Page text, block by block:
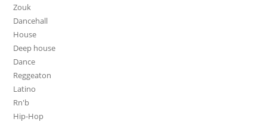
Zouk
Dancehall
House
Deep house
Dance
Reggeaton
Latino
Rn'b
Hip-Hop